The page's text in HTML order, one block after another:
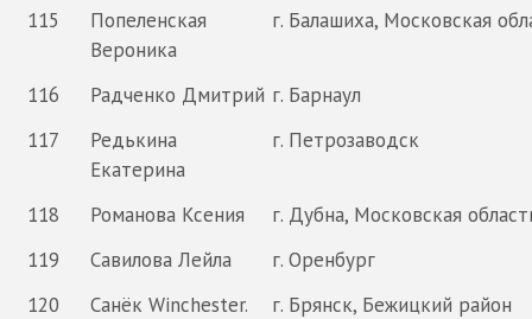
115
Попеленская
Вероника
г. Балашиха, Московская
116 Радченко Дмитрий г. Барнаул
117
Редькина
Екатерина
г. Петрозаводск
118 Романова Ксения
г. Дубна, Московская
119
Савилова Лейла
г. Оренбург
120
Санёк Winchester.
г. Брянск, Бежицкий район